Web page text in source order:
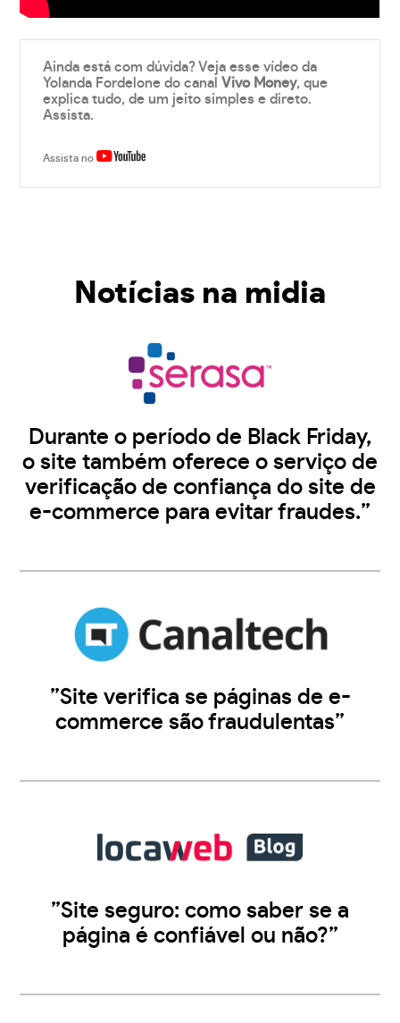
Ainda está com dúvida? Veja esse vídeo da
Yolanda Fordelone do canalVivo Money, que
explica tudo, de um jeito simples e direto.
Assista.
Assista no
Notícias na midia
Durante o período de Black Friday,
o site também oferece o serviço de
verificação de confiança do site de
e-commerce para evitar fraudes.”
”Site verifica se páginas de e-
commerce são fraudulentas”
”Site seguro: como saber se a
página é confiável ou não?”